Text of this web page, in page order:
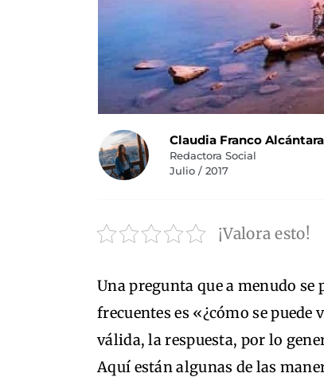
Claudia Franco Alcántara
Redactora Social
Julio / 2017
¡Valora esto!
Una pregunta que a menudo
frecuentes es «¿cómo se
válida, la respuesta, por lo
Aquí están algunas de las